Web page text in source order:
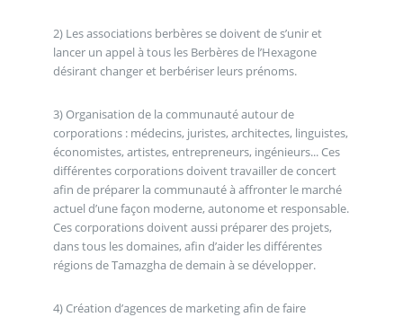
2) Les associations berbères se doivent de s’unir et
lancer un appel à tous les Berbères de l’Hexagone
désirant changer et berbériser leurs prénoms.
3) Organisation de la communauté autour de
corporations : médecins, juristes, architectes, linguistes,
économistes, artistes, entrepreneurs, ingénieurs... Ces
différentes corporations doivent travailler de concert
afin de préparer la communauté à affronter le marché
actuel d’une façon moderne, autonome et responsable.
Ces corporations doivent aussi préparer des projets,
dans tous les domaines, afin d’aider les différentes
régions de Tamazgha de demain à se développer.
4) Création d’agences de marketing afin de faire